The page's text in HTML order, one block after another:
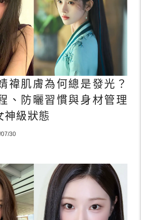
禕肌膚為何總是發光？
、防曬習慣與身材管理
神級狀態
30